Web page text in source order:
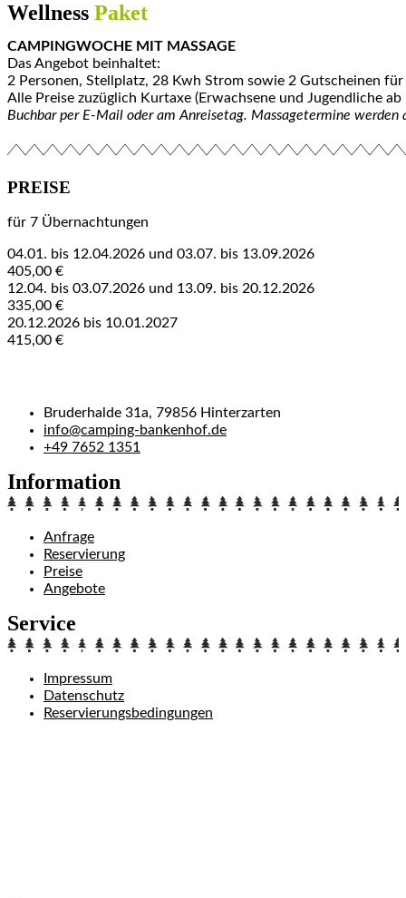
Wellness Paket
CAMPINGWOCHE MIT MASSAGE
Das Angebot beinhaltet:
2 Personen, Stellplatz, 28 Kwh Strom sowie 2 Gutscheinen
Alle Preise zuzüglich Kurtaxe (Erwachsene und Jugendliche
Buchbar per E-Mail oder am Anreisetag. Massagetermine
PREISE
für 7 Übernachtungen
04.01. bis 12.04.2026 und 03.07. bis 13.09.2026
405,00 €
12.04. bis 03.07.2026 und 13.09. bis 20.12.2026
335,00 €
20.12.2026 bis 10.01.2027
415,00 €
Bruderhalde 31a, 79856 Hinterzarten
info@camping-bankenhof.de
+49 7652 1351
Information
Anfrage
Reservierung
Preise
Angebote
Service
Impressum
Datenschutz
Reservierungsbedingungen